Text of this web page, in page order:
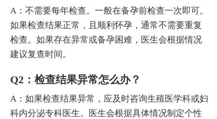
A：不需要每年检查。一般在备孕前检查一次即可。
如果检查结果正常，且顺利怀孕，通常不需要重复
检查。如果存在异常或备孕困难，医生会根据情况
建议复查时间。
Q2：检查结果异常怎么办？
A：如果检查结果异常，应及时咨询生殖医学科或妇
科内分泌专科医生。医生会根据具体情况制定个性